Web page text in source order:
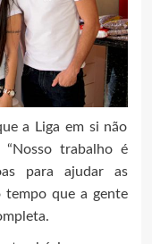
a Liga em si não
“Nosso trabalho é
para ajudar as
tempo que a gente